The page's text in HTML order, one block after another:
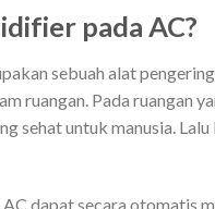
pada AC?
sebuah alat
ruangan. Pada ruangan
sehat untuk manusia.
dapat secara otomatis